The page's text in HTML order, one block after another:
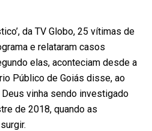
da TV Globo, 25 vítimas de
e relataram casos
elas, aconteciam desde a
Público de Goiás disse, ao
vinha sendo investigado
de 2018, quando as